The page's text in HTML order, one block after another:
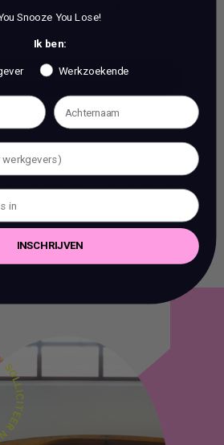
EEN 70 MIN CONSULT
EEN 70 MIN CONSULT
zonder voorafgaande schriftelijke
informatie van deze website te kopiëren,
voor commerciële doeleinden.
Snooze You Lose!
Ik ben:
Werkzoekende
INSCHRIJVEN